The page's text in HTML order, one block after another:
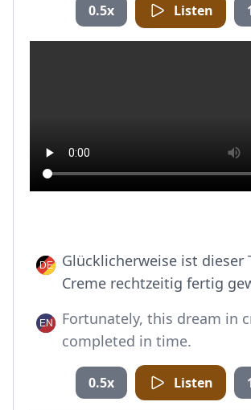
0.5x Listen
Glücklicherweise ist dieser
Creme rechtzeitig fertig
Fortunately, this dream in
completed in time.
0.5x Listen